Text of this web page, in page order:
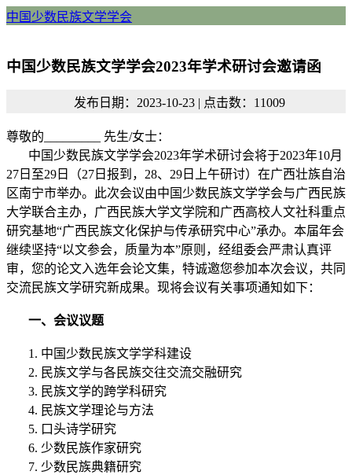
中国少数民族文学学会
中国少数民族文学学会2023年学术研讨会邀请函
发布日期：2023-10-23 | 点击数：11009
尊敬的 先生/女士：
中国少数民族文学学会2023年学术研讨会将于2023年10月
27 日至29 日（27 日报到， 28、 29 日上午研讨）在广西壮族自治
区南宁市举办。此次会议由中国少数民族文学学会与广西民族
大学联合主办，广西民族大学文学院和广西高校人文社科重点
研究基地“广西民族文化保护与传承研究中心”承办。本届年会
继续坚持“以文参会，质量为本”原则，经组委会严肃认真评
审，您的论文入选年会论文集，特诚邀您参加本次会议，共同
交流民族文学研究新成果。现将会议有关事项通知如下：
一、会议议题
1. 中国少数民族文学学科建设
2. 民族文学与各民族交往交流交融研究
3. 民族文学的跨学科研究
4. 民族文学理论与方法
5. 口头诗学研究
6. 少数民族作家研究
7. 少数民族典籍研究